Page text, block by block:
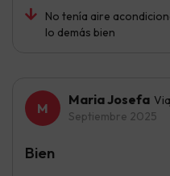
No tenía aire
lo demás bien
Maria Josefa
Septiembre 2025
Bien